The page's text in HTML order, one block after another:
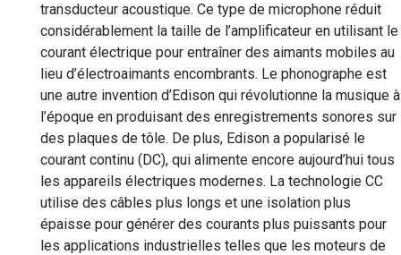
transducteur acoustique. Ce type de microphone réduit
considérablement la taille de l’amplificateur en utilisant le
courant électrique pour entraîner des aimants mobiles au
lieu d’électroaimants encombrants. Le phonographe est
une autre invention d’Edison qui révolutionne la musique à
l’époque en produisant des enregistrements sonores sur
des plaques de tôle. De plus, Edison a popularisé le
courant continu (DC), qui alimente encore aujourd’hui tous
les appareils électriques modernes. La technologie CC
utilise des câbles plus longs et une isolation plus
épaisse pour générer des courants plus puissants pour
les applications industrielles telles que les moteurs de